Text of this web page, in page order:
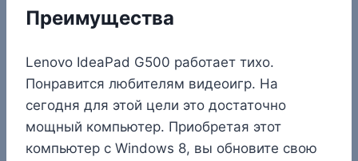
Преимущества
Lenovo IdeaPad G500 работает тихо.
Понравится любителям видеоигр. На
сегодня для этой цели это достаточно
мощный компьютер. Приобретая этот
компьютер с Windows 8, вы обновите свою